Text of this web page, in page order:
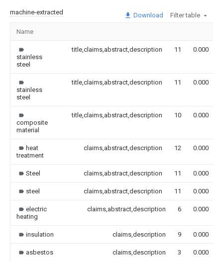
machine-extracted Download Filter table
Name
stainless
steel
title,claims,abstract,description 11 0.000
stainless
steel
title,claims,abstract,description 11 0.000
composite
material
title,claims,abstract,description 10 0.000
heat
treatment
claims,abstract,description 12 0.000
Steel claims,abstract,description 11 0.000
steel claims,abstract,description 11 0.000
electric
heating
claims,abstract,description 6 0.000
insulation claims,description 9 0.000
asbestos claims,description 3 0.000